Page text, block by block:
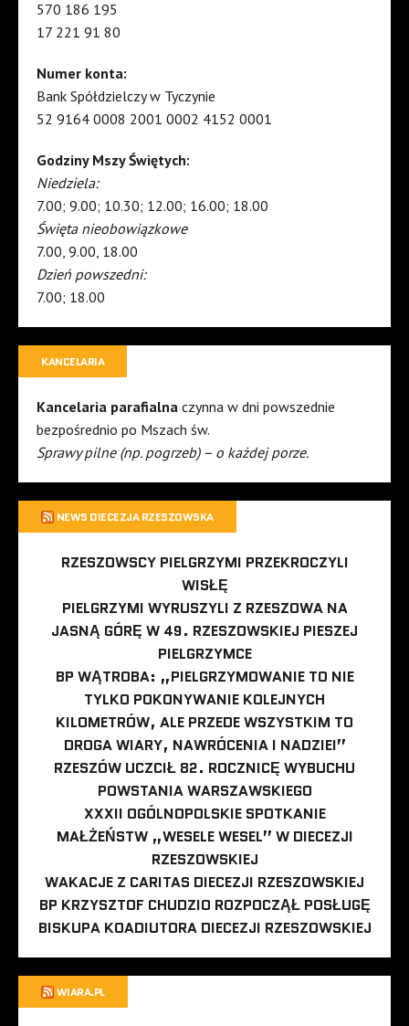
570 186 195
17 221 91 80
Numer konta:
Bank Spółdzielczy w Tyczynie
52 9164 0008 2001 0002 4152 0001
Godziny Mszy Świętych:
Niedziela:
7.00; 9.00; 10.30; 12.00; 16.00; 18.00
Święta nieobowiązkowe
7.00, 9.00, 18.00
Dzień powszedni:
7.00; 18.00
KANCELARIA
Kancelaria parafialna czynna w dni powszednie
bezpośrednio po Mszach św.
Sprawy pilne (np. pogrzeb) – o każdej porze.
NEWS DIECEZJA RZESZOWSKA
RZESZOWSCY PIELGRZYMI PRZEKROCZYLI
WISŁĘ
PIELGRZYMI WYRUSZYLI Z RZESZOWA NA
JASNĄ GÓRĘ W 49. RZESZOWSKIEJ PIESZEJ
PIELGRZYMCE
BP WĄTROBA: „PIELGRZYMOWANIE TO NIE
TYLKO POKONYWANIE KOLEJNYCH
KILOMETRÓW, ALE PRZEDE WSZYSTKIM TO
DROGA WIARY, NAWRÓCENIA I NADZIEI”
RZESZÓW UCZCIŁ 82. ROCZNICĘ WYBUCHU
POWSTANIA WARSZAWSKIEGO
XXXII OGÓLNOPOLSKIE SPOTKANIE
MAŁŻEŃSTW „WESELE WESEL” W DIECEZJI
RZESZOWSKIEJ
WAKACJE Z CARITAS DIECEZJI RZESZOWSKIEJ
BP KRZYSZTOF CHUDZIO ROZPOCZĄŁ POSŁUGĘ
BISKUPA KOADIUTORA DIECEZJI RZESZOWSKIEJ
WIARA.PL